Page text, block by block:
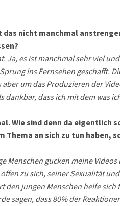
nicht manchmal
Ja, es ist manchmal sehr viel
ins Fernsehen geschafft.
um das Produzieren der
dass ich mit dem was
Wie sind denn da
an sich zu tun haben,
Menschen gucken meine
zu sich, seiner Sexualität
jungen Menschen helfe
sagen, dass 80% der